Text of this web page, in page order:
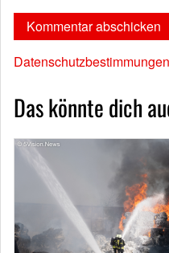
Datenschutzbestimmungen
Das könnte dich